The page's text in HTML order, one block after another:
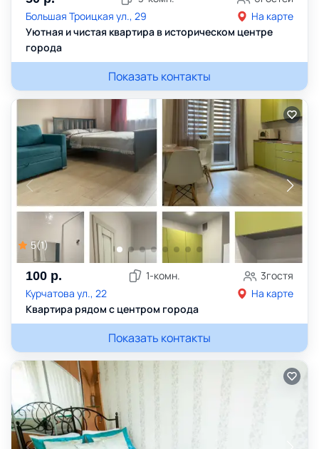
Большая Троицкая ул., 29
На карте
Уютная и чистая квартира в историческом центре
города
Показать контакты
5(1)
100 р. 1-комн. 3гостя
Курчатова ул., 22
На карте
Квартира рядом с центром города
Показать контакты